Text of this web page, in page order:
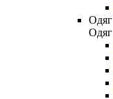
Одяг
Одяг